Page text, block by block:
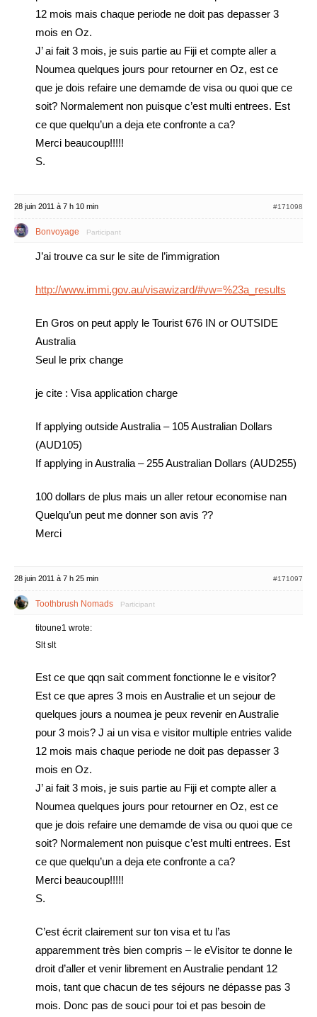
12 mois mais chaque periode ne doit pas depasser 3
mois en Oz.
J’ ai fait 3 mois, je suis partie au Fiji et compte aller a
Noumea quelques jours pour retourner en Oz, est ce
que je dois refaire une demamde de visa ou quoi que ce
soit? Normalement non puisque c’est multi entrees. Est
ce que quelqu’un a deja ete confronte a ca?
Merci beaucoup!!!!!
S.
28 juin 2011 à 7 h 10 min #171098
Bonvoyage Participant
J’ai trouve ca sur le site de l’immigration
http://www.immi.gov.au/visawizard/#vw=%23a_results
En Gros on peut apply le Tourist 676 IN or OUTSIDE
Australia
Seul le prix change
je cite : Visa application charge
If applying outside Australia – 105 Australian Dollars
(AUD105)
If applying in Australia – 255 Australian Dollars (AUD255)
100 dollars de plus mais un aller retour economise nan
Quelqu’un peut me donner son avis ??
Merci
28 juin 2011 à 7 h 25 min #171097
Toothbrush Nomads Participant
titoune1 wrote:
Slt slt
Est ce que qqn sait comment fonctionne le e visitor?
Est ce que apres 3 mois en Australie et un sejour de
quelques jours a noumea je peux revenir en Australie
pour 3 mois? J ai un visa e visitor multiple entries valide
12 mois mais chaque periode ne doit pas depasser 3
mois en Oz.
J’ ai fait 3 mois, je suis partie au Fiji et compte aller a
Noumea quelques jours pour retourner en Oz, est ce
que je dois refaire une demamde de visa ou quoi que ce
soit? Normalement non puisque c’est multi entrees. Est
ce que quelqu’un a deja ete confronte a ca?
Merci beaucoup!!!!!
S.
C’est écrit clairement sur ton visa et tu l’as
apparemment très bien compris – le eVisitor te donne le
droit d’aller et venir librement en Australie pendant 12
mois, tant que chacun de tes séjours ne dépasse pas 3
mois. Donc pas de souci pour toi et pas besoin de